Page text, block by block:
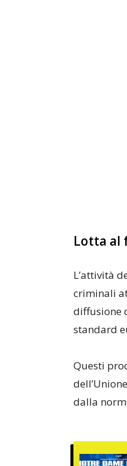
Lotta al
L’attività
criminali
diffusione
standard
Questi
dalla